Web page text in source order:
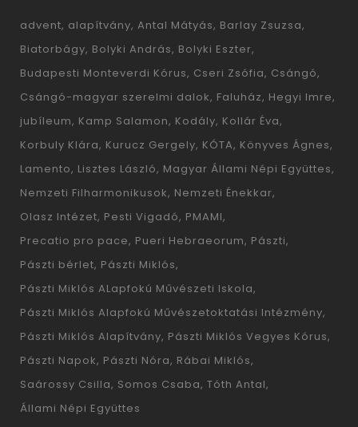
advent alapítvány Antal Mátyás Barlay Zsuzsa
Biatorbágy Bolyki András Bolyki Eszter
Budapesti Monteverdi Kórus Cseri Zsófia Csángó
Csángó-magyar szerelmi dalok Faluház Hegyi Imre
jubíleum Kamp Salamon Kodály Kollár Éva
Korbuly Klára Kurucz Gergely KÓTA Könyves Ágnes
Lamento Lisztes László Magyar Állami Népi Együttes
Nemzeti Filharmonikusok Nemzeti Énekkar
Olasz Intézet Pesti Vigadó PMAMI
Precatio pro pace Pueri Hebraeorum Pászti
Pászti bérlet Pászti Miklós
Pászti Miklós ALapfokú Művészeti Iskola
Pászti Miklós Alapfokú Művészetoktatási Intézmény
Pászti Miklós Alapítvány Pászti Miklós Vegyes Kórus
Pászti Napok Pászti Nóra Rábai Miklós
Saárossy Csilla Somos Csaba Tóth Antal
Állami Népi Együttes